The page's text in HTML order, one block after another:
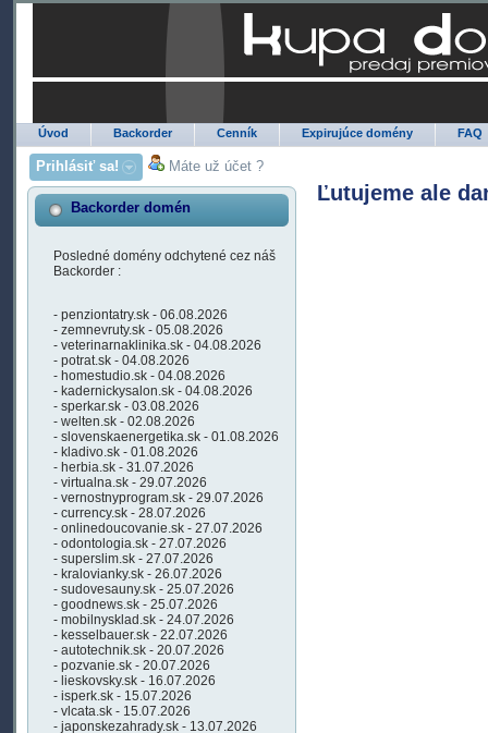
Úvod Backorder Cenník Expirujúce domény FAQ
Prihlásiť sa! Máte už účet ?
Backorder domén
Posledné domény odchytené cez náš
Backorder :
- penziontatry.sk - 06.08.2026
- zemnevruty.sk - 05.08.2026
- veterinarnaklinika.sk - 04.08.2026
- potrat.sk - 04.08.2026
- homestudio.sk - 04.08.2026
- kadernickysalon.sk - 04.08.2026
- sperkar.sk - 03.08.2026
- welten.sk - 02.08.2026
- slovenskaenergetika.sk - 01.08.2026
- kladivo.sk - 01.08.2026
- herbia.sk - 31.07.2026
- virtualna.sk - 29.07.2026
- vernostnyprogram.sk - 29.07.2026
- currency.sk - 28.07.2026
- onlinedoucovanie.sk - 27.07.2026
- odontologia.sk - 27.07.2026
- superslim.sk - 27.07.2026
- kralovianky.sk - 26.07.2026
- sudovesauny.sk - 25.07.2026
- goodnews.sk - 25.07.2026
- mobilnysklad.sk - 24.07.2026
- kesselbauer.sk - 22.07.2026
- autotechnik.sk - 20.07.2026
- pozvanie.sk - 20.07.2026
- lieskovsky.sk - 16.07.2026
- isperk.sk - 15.07.2026
- vlcata.sk - 15.07.2026
- japonskezahrady.sk - 13.07.2026
Ľutujeme ale